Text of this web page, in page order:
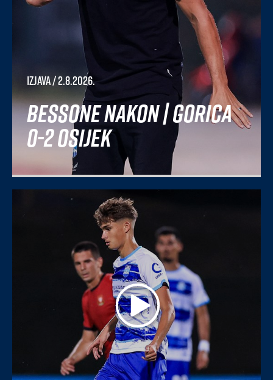
Izjava/ 2.8.2026.
Bessone nakon | Gorica
0-2 Osijek